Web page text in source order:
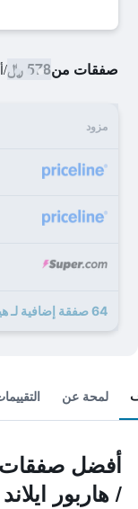
صفقات من578 ﷼ /
مزود
64 صفقة إضافية لـ هيلتون سان دييغو ايربورت / هاربور ايلاند
لمحة عن
أفضل صفقات
/ هاربور ايلاند